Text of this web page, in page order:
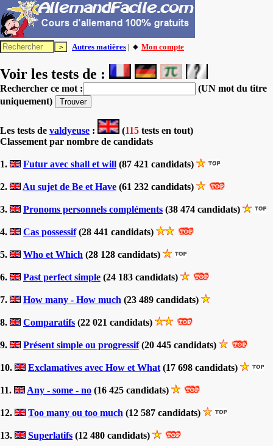
Autres matières | 🔸 Mon compte
Voir les tests de :
Rechercher ce mot :
(UN mot du titre
uniquement)
Les tests de valdyeuse : (115 tests en tout)
Classement par nombre de candidats
1. Futur avec shall et will (87 421 candidats)
2. Au sujet de Be et Have (61 232 candidats)
3. Pronoms personnels compléments (38 474 candidats)
4. Cas possessif(28 441 candidats)
5. Who et Which (28 128 candidats)
6. Past perfect simple (24 183 candidats)
7. How many - How much (23 489 candidats)
8. Comparatifs (22 021 candidats)
9. Présent simple ou progressif(20 445 candidats)
10. Exclamatives avec How et What (17 698 candidats)
11. Any - some - no (16 425 candidats)
12. Too many ou too much (12 587 candidats)
13. Superlatifs (12 480 candidats)